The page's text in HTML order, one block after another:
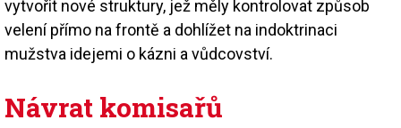
vytvořit nové struktury, jež měly kontrolovat způsob
velení přímo na frontě a dohlížet na indoktrinaci
mužstva idejemi o kázni a vůdcovství.
Návrat komisařů